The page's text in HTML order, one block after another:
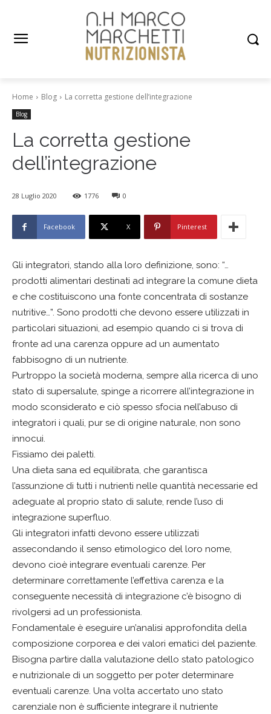
Home Blog La corretta gestione dell’integrazione
Blog
La corretta gestione
dell’integrazione
28 Luglio 2020 1776 0
Facebook X Pinterest
Gli integratori, stando alla loro definizione, sono: “…
prodotti alimentari destinati ad integrare la comune dieta
e che costituiscono una fonte concentrata di sostanze
nutritive…”. Sono prodotti che devono essere utilizzati in
particolari situazioni, ad esempio quando ci si trova di
fronte ad una carenza oppure ad un aumentato
fabbisogno di un nutriente.
Purtroppo la società moderna, sempre alla ricerca di uno
stato di supersalute, spinge a ricorrere all’integrazione in
modo sconsiderato e ciò spesso sfocia nell’abuso di
integratori i quali, pur se di origine naturale, non sono
innocui.
Fissiamo dei paletti.
Una dieta sana ed equilibrata, che garantisca
l’assunzione di tutti i nutrienti nelle quantità necessarie ed
adeguate al proprio stato di salute, rende l’uso di
integrazione superfluo.
Gli integratori infatti devono essere utilizzati
assecondando il senso etimologico del loro nome,
devono cioè integrare eventuali carenze. Per
determinare correttamente l’effettiva carenza e la
conseguente necessità di integrazione c’è bisogno di
rivolgersi ad un professionista.
Fondamentale è eseguire un’analisi approfondita della
composizione corporea e dei valori ematici del paziente.
Bisogna partire dalla valutazione dello stato patologico
e nutrizionale di un soggetto per poter determinare
eventuali carenze. Una volta accertato uno stato
carenziale non è sufficiente integrare il nutriente